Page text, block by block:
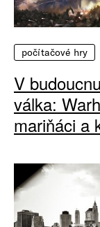
počítačové hry
V
válka:
mariňáci a